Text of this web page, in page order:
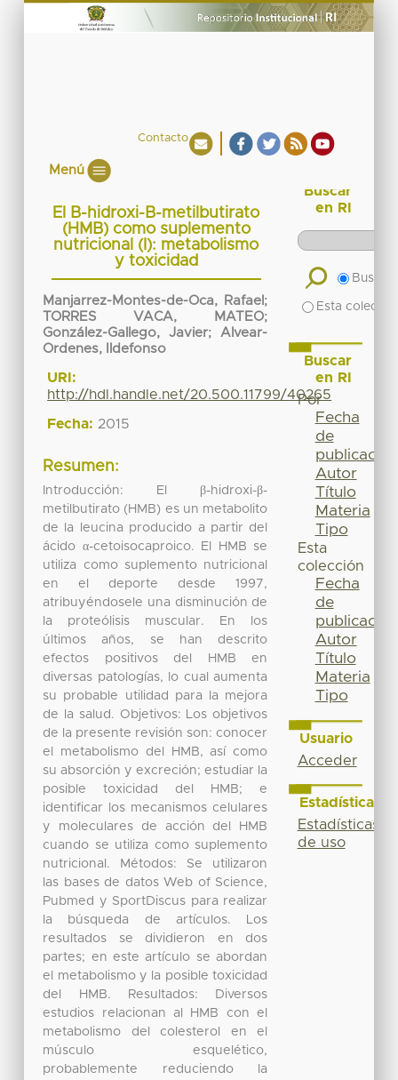
Contacto
Menú
El B-hidroxi-B-metilbutirato
(HMB) como suplemento
nutricional (I): metabolismo
y toxicidad
Manjarrez-Montes-de-Oca, Rafael ;
TORRES VACA, MATEO;
González-Gallego, Javier;Alvear-
Ordenes, Ildefonso
URI:
http://hdl.handle.net/20.500.11799/40265
Fecha: 2015
Resumen:
Introducción: El β-hidroxi-β-
metilbutirato (HMB) es un metabolito
de la leucina producido a partir del
ácido α-cetoisocaproico. El HMB se
utiliza como suplemento nutricional
en el deporte desde 1997,
atribuyéndosele una disminución de
la proteólisis muscular. En los
últimos años, se han descrito
efectos positivos del HMB en
diversas patologías, lo cual aumenta
su probable utilidad para la mejora
de la salud. Objetivos: Los objetivos
de la presente revisión son: conocer
el metabolismo del HMB, así como
su absorción y excreción; estudiar la
posible toxicidad del HMB; e
identificar los mecanismos celulares
y moleculares de acción del HMB
cuando se utiliza como suplemento
nutricional. Métodos: Se utilizaron
las bases de datos Web of Science,
Pubmed y SportDiscus para realizar
la búsqueda de artículos. Los
resultados se dividieron en dos
partes; en este artículo se abordan
el metabolismo y la posible toxicidad
del HMB. Resultados: Diversos
estudios relacionan al HMB con el
metabolismo del colesterol en el
músculo esquelético,
probablemente reduciendo la
Buscar
en RI
Buscar
Esta
Buscar
en RI
Por
Fecha
de
publicación
Autor
Título
Materia
Tipo
Esta
colección
Fecha
de
publicación
Autor
Título
Materia
Tipo
Usuario
Acceder
Estadísticas
Estadísticas
de uso